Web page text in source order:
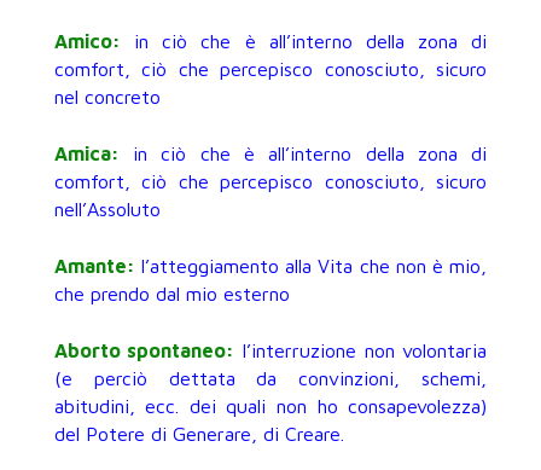
Amico:
in ciò che è all’interno della zona di
comfort, ciò che percepisco conosciuto, sicuro
nel concreto
Amica: in ciò che è all’interno della zona di
comfort, ciò che percepisco conosciuto, sicuro
nell’Assoluto
Amante: l’atteggiamento alla Vita che non è mio,
che prendo dal mio esterno
Aborto spontaneo: l’interruzione non volontaria
(e perciò dettata da convinzioni, schemi,
abitudini, ecc. dei quali non ho consapevolezza)
del Potere di Generare, di Creare.